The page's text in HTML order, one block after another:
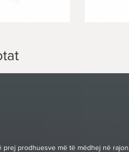
prej prodhuesve më të mëdhej në